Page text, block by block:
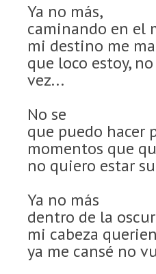
Ya no más,
caminando en el
mi destino me
que loco estoy,
vez...
No se
que puedo hacer
momentos que
no quiero estar
Ya no más
dentro de la
mi cabeza
ya me cansé no